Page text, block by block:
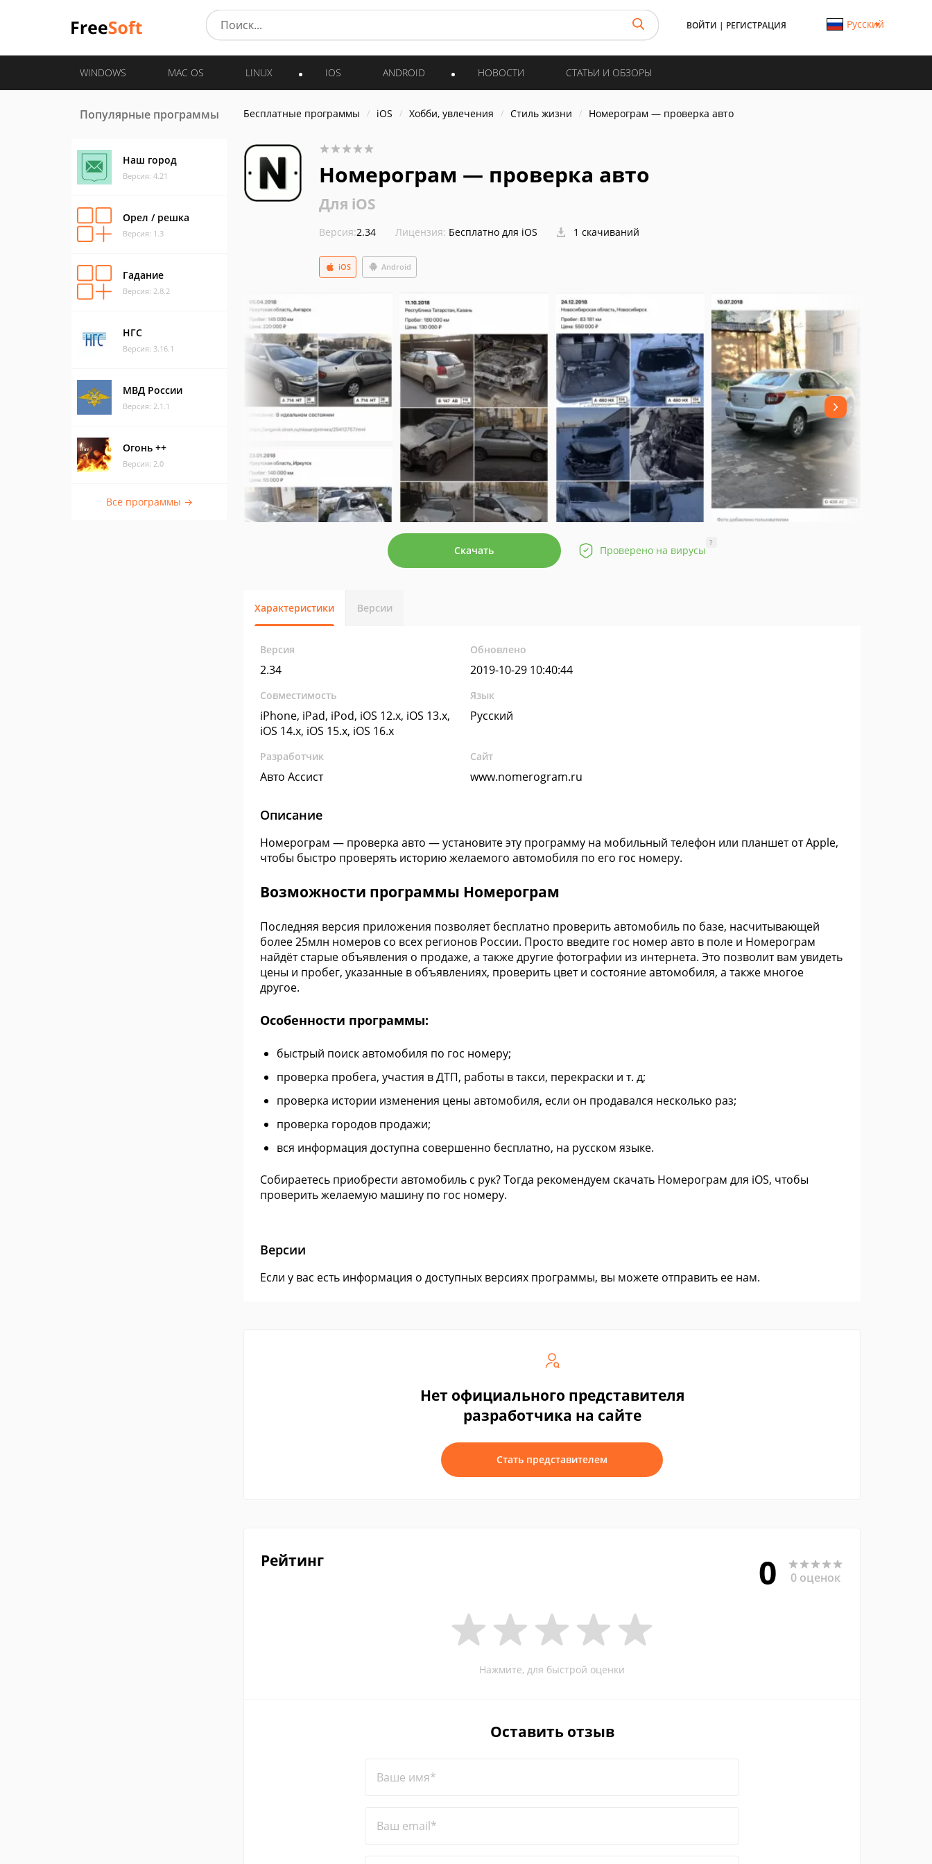
ВОЙТИ | РЕГИСТРАЦИЯ Русский
WINDOWS MAC OS LINUX IOS ANDROID НОВОСТИ СТАТЬИ И ОБЗОРЫ
Популярные программы
Наш город
Версия: 4.21
Орел / решка
Версия: 1.3
Гадание
Версия: 2.8.2
НГС
Версия: 3.16.1
МВД России
Версия: 2.1.1
Огонь ++
Версия: 2.0
Все программы →
Бесплатные программы iOS Хобби, увлечения Стиль жизни Номерограм — проверка авто
Номерограм — проверка авто
Для iOS
Версия:2.34 Лицензия: Бесплатно для iOS 1 скачиваний
Android
iOS
Скачать Проверено на вирусы
?
Характеристики Версии
Версия
2.34
Обновлено
2019-10-29 10:40:44
Совместимость
iPhone, iPad, iPod, iOS 12.x, iOS 13.x,
iOS 14.x, iOS 15.x, iOS 16.x
Язык
Русский
Разработчик
Авто Ассист
Сайт
www.nomerogram.ru
Описание
Номерограм — проверка авто — установите эту программу на мобильный телефон или планшет от Apple,
чтобы быстро проверять историю желаемого автомобиля по его гос номеру.
Возможности программы Номерограм
Последняя версия приложения позволяет бесплатно проверить автомобиль по базе, насчитывающей
более 25млн номеров со всех регионов России. Просто введите гос номер авто в поле и Номерограм
найдёт старые объявления о продаже, а также другие фотографии из интернета. Это позволит вам увидеть
цены и пробег, указанные в объявлениях, проверить цвет и состояние автомобиля, а также многое
другое.
Особенности программы:
быстрый поиск автомобиля по гос номеру;
проверка пробега, участия в ДТП, работы в такси, перекраски и т. д;
проверка истории изменения цены автомобиля, если он продавался несколько раз;
проверка городов продажи;
вся информация доступна совершенно бесплатно, на русском языке.
Собираетесь приобрести автомобиль с рук? Тогда рекомендуем скачать Номерограм для iOS, чтобы
проверить желаемую машину по гос номеру.
Версии
Если у вас есть информация о доступных версиях программы, вы можете отправить ее нам.
Нет официального представителя
разработчика на сайте
Стать представителем
Рейтинг 0 0 оценок
Нажмите, для быстрой оценки
Оставить отзыв
Ваше имя*
Ваш email*